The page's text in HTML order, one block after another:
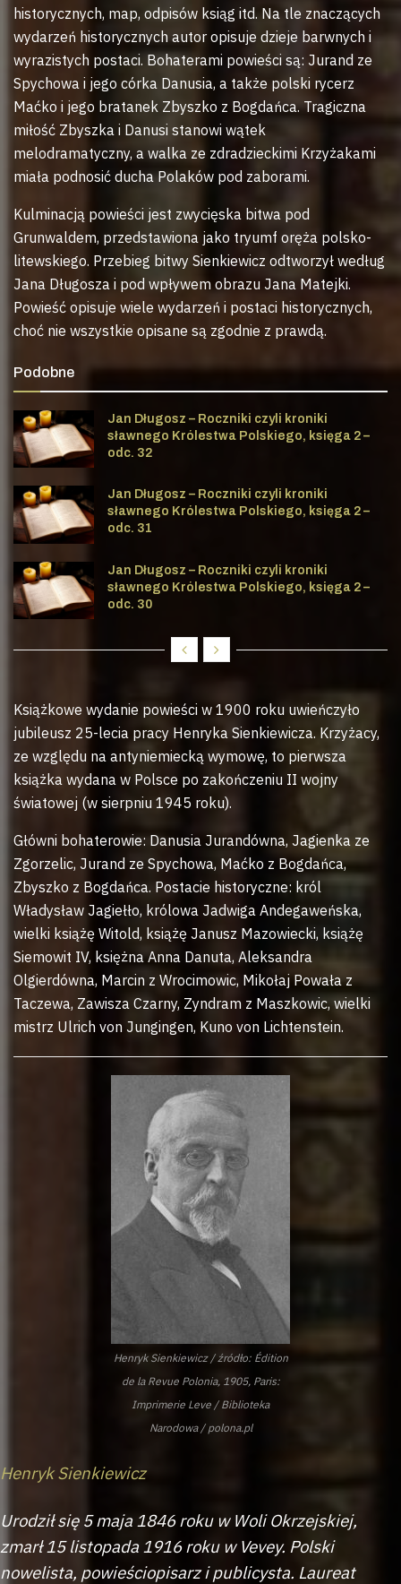
historycznych, map, odpisów ksiąg itd. Na tle znaczących
wydarzeń historycznych autor opisuje dzieje barwnych i
wyrazistych postaci. Bohaterami powieści są: Jurand ze
Spychowa i jego córka Danusia, a także polski rycerz
Maćko i jego bratanek Zbyszko z Bogdańca. Tragiczna
miłość Zbyszka i Danusi stanowi wątek
melodramatyczny, a walka ze zdradzieckimi Krzyżakami
miała podnosić ducha Polaków pod zaborami.
Kulminacją powieści jest zwycięska bitwa pod
Grunwaldem, przedstawiona jako tryumf oręża polsko-
litewskiego. Przebieg bitwy Sienkiewicz odtworzył według
Jana Długosza i pod wpływem obrazu Jana Matejki.
Powieść opisuje wiele wydarzeń i postaci historycznych,
choć nie wszystkie opisane są zgodnie z prawdą.
Podobne
Jan Długosz – Roczniki czyli kroniki
sławnego Królestwa Polskiego, księga 2 –
odc. 32
Jan Długosz – Roczniki czyli kroniki
sławnego Królestwa Polskiego, księga 2 –
odc. 31
Jan Długosz – Roczniki czyli kroniki
sławnego Królestwa Polskiego, księga 2 –
odc. 30
Książkowe wydanie powieści w 1900 roku uwieńczyło
jubileusz 25-lecia pracy Henryka Sienkiewicza. Krzyżacy,
ze względu na antyniemiecką wymowę, to pierwsza
książka wydana w Polsce po zakończeniu II wojny
światowej (w sierpniu 1945 roku).
Główni bohaterowie: Danusia Jurandówna, Jagienka ze
Zgorzelic, Jurand ze Spychowa, Maćko z Bogdańca,
Zbyszko z Bogdańca. Postacie historyczne: król
Władysław Jagiełło, królowa Jadwiga Andegaweńska,
wielki książę Witold, książę Janusz Mazowiecki, książę
Siemowit IV, księżna Anna Danuta, Aleksandra
Olgierdówna, Marcin z Wrocimowic, Mikołaj Powała z
Taczewa, Zawisza Czarny, Zyndram z Maszkowic, wielki
mistrz Ulrich von Jungingen, Kuno von Lichtenstein.
Henryk Sienkiewicz / źródło: Édition
de la Revue Polonia, 1905, Paris:
Imprimerie Leve / Biblioteka
Narodowa / polona.pl
Henryk Sienkiewicz
Urodził się 5 maja 1846 roku w Woli Okrzejskiej,
zmarł 15 listopada 1916 roku w Vevey. Polski
nowelista, powieściopisarz i publicysta. Laureat